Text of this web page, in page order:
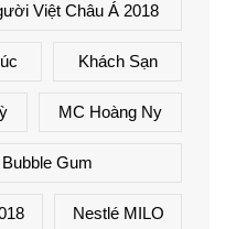
Việt Châu Á 2018
Khách Sạn
MC Hoàng Ny
Gum
Nestlé MILO